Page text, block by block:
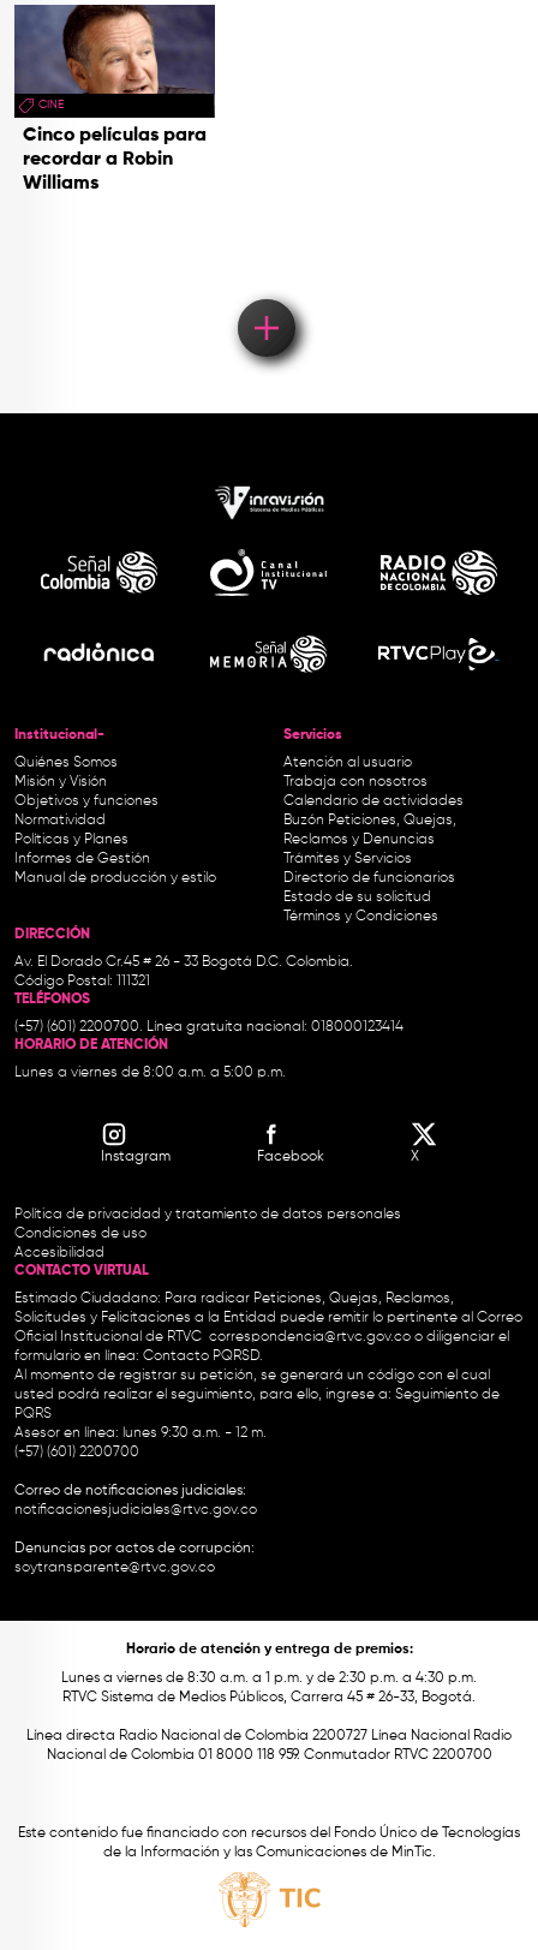
CINE
Cinco películas para
recordar a Robin
Williams
Institucional-
Quiénes Somos
Misión y Visión
Objetivos y funciones
Normatividad
Políticas y Planes
Informes de Gestión
Manual de producción y estilo
Servicios
Atención al usuario
Trabaja con nosotros
Calendario de actividades
Buzón Peticiones, Quejas,
Reclamos y Denuncias
Trámites y Servicios
Directorio de funcionarios
Estado de su solicitud
Términos y Condiciones
DIRECCIÓN
Av. El Dorado Cr.45 # 26 - 33 Bogotá D.C. Colombia.
Código Postal: 111321
TELÉFONOS
(+57) (601) 2200700. Línea gratuita nacional: 018000123414
HORARIO DE ATENCIÓN
Lunes a viernes de 8:00 a.m. a 5:00 p.m.
Instagram Facebook X
Política de privacidad y tratamiento de datos personales
Condiciones de uso
Accesibilidad
CONTACTO VIRTUAL
Estimado Ciudadano: Para radicar Peticiones, Quejas, Reclamos,
Solicitudes y Felicitaciones a la Entidad puede remitir lo pertinente al Correo
Oficial Institucional de RTVC correspondencia@rtvc.gov.co o diligenciar el
formulario en línea: Contacto PQRSD.
Al momento de registrar su petición, se generará un código con el cual
usted podrá realizar el seguimiento, para ello, ingrese a: Seguimiento de
PQRS
Asesor en línea: lunes 9:30 a.m. - 12 m.
(+57) (601) 2200700
Correo de notificaciones judiciales:
notificacionesjudiciales@rtvc.gov.co
Denuncias por actos de corrupción:
soytransparente@rtvc.gov.co
Horario de atención y entrega de premios:
Lunes a viernes de 8:30 a.m. a 1 p.m. y de 2:30 p.m. a 4:30 p.m.
RTVC Sistema de Medios Públicos, Carrera 45 # 26-33, Bogotá.
Línea directa Radio Nacional de Colombia 2200727 Línea Nacional Radio
Nacional de Colombia 01 8000 118 959. Conmutador RTVC 2200700
Este contenido fue financiado con recursos del Fondo Único de Tecnologías
de la Información y las Comunicaciones de MinTic.